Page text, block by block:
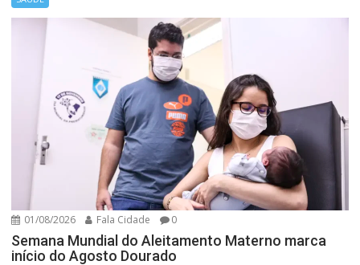
01/08/2026 Fala Cidade 0
Semana Mundial do Aleitamento Materno marca
início do Agosto Dourado